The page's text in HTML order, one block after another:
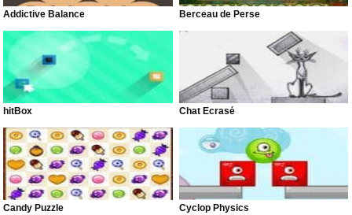
Addictive Balance Berceau de Perse
hitBox Chat Écrasé
Candy Puzzle Cyclop Physics